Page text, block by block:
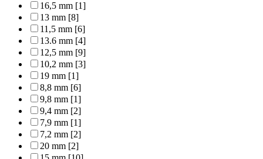
16,5 mm [1]
13 mm [8]
11,5 mm [6]
13.6 mm [4]
12,5 mm [9]
10,2 mm [3]
19 mm [1]
8,8 mm [6]
9,8 mm [1]
9,4 mm [2]
7,9 mm [1]
7,2 mm [2]
20 mm [2]